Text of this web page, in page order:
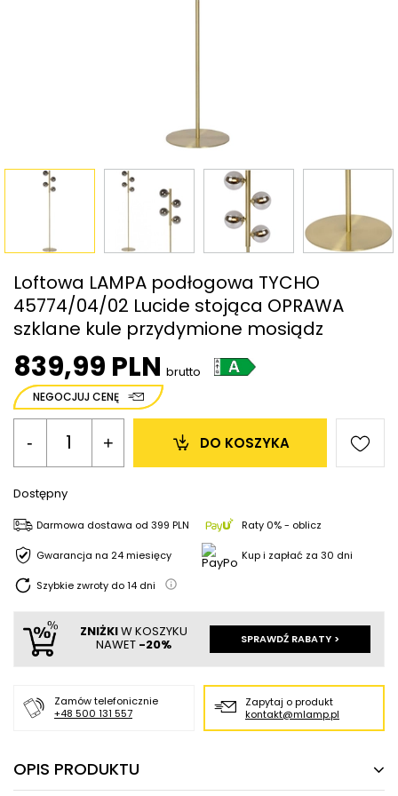
Loftowa LAMPA podłogowa TYCHO
45774/04/02 Lucide stojąca OPRAWA
szklane kule przydymione mosiądz
839,99 PLN brutto
NEGOCJUJ CENĘ
- + DO KOSZYKA
Dostępny
Darmowa dostawa od 399 PLN Raty 0% - oblicz
Gwarancja na 24 miesięcy Kup i zapłać za 30 dni
Szybkie zwroty do14 dni
ZNIŻKIW KOSZYKU
NAWET -20% SPRAWDŹ RABATY >
Zamów telefonicznie
+48 500 131 557
Zapytaj o produkt
kontakt@mlamp.pl
OPIS PRODUKTU